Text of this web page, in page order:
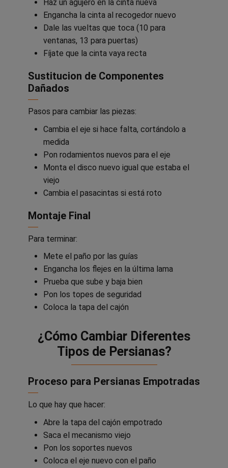
Haz un agujero en la cinta nueva
Engancha la cinta al recogedor nuevo
Dale las vueltas que toca (10 para
ventanas, 13 para puertas)
Fíjate que la cinta vaya recta
Sustitucion de Componentes
Dañados
Pasos para cambiar las piezas:
Cambia el eje si hace falta, cortándolo a
medida
Pon rodamientos nuevos para el eje
Monta el disco nuevo igual que estaba el
viejo
Cambia el pasacintas si está roto
Montaje Final
Para terminar:
Mete el paño por las guías
Engancha los flejes en la última lama
Prueba que sube y baja bien
Pon los topes de seguridad
Coloca la tapa del cajón
¿Cómo Cambiar Diferentes
Tipos de Persianas?
Proceso para Persianas Empotradas
Lo que hay que hacer:
Abre la tapa del cajón empotrado
Saca el mecanismo viejo
Pon los soportes nuevos
Coloca el eje nuevo con el paño